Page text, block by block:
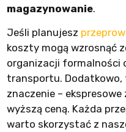
magazynowanie.
Jeśli planujesz
koszty mogą wzrosnąć
organizacji formalności
transportu. Dodatkowo,
znaczenie –
wyższą ceną. Każda
warto skorzystać z